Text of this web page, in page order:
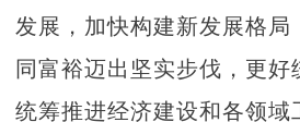
发展，加快构建新发展格局
同富裕迈出坚实步伐，更好
统筹推进经济建设和各领域